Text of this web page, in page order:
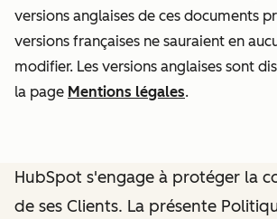
versions anglaises de ces documents
versions françaises ne sauraient en
modifier. Les versions anglaises sont
la page Mentions légales.
HubSpot s'engage à protéger la
de ses Clients. La présente